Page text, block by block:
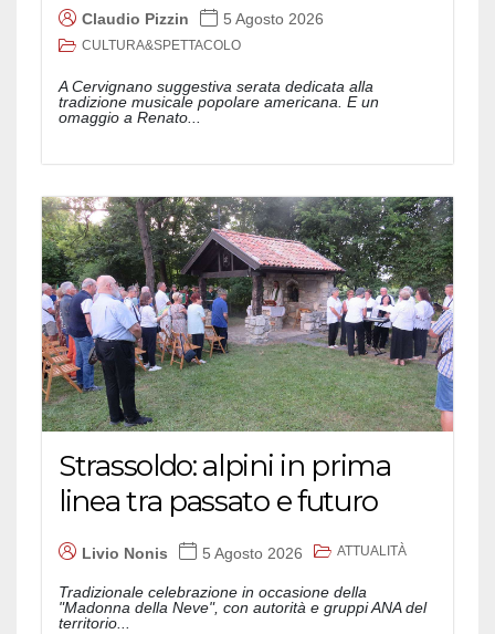
Claudio Pizzin 5 Agosto 2026
CULTURA&SPETTACOLO
A Cervignano suggestiva serata dedicata alla
tradizione musicale popolare americana. E un
omaggio a Renato...
Strassoldo: alpini in prima
linea tra passato e futuro
Livio Nonis 5 Agosto 2026 ATTUALITÀ
Tradizionale celebrazione in occasione della
"Madonna della Neve", con autorità e gruppi ANA del
territorio...